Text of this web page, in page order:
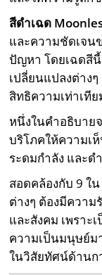
สีดำเฉด
และความชัดเจน
ปัญหา โดยเฉดสี
เปลี่ยนแปลงต่าง
สิทธิความเท่าเที
หนึ่งในคำอธิบาย
บริโภคให้ความเ
ระดมกำลัง และด
สอดคล้องกับ 9 ใ
ต่างๆ ต้องมีควา
และสังคม เพราะ
ความเป็นมนุษย์
ในวิสัยทัศน์ด้านก